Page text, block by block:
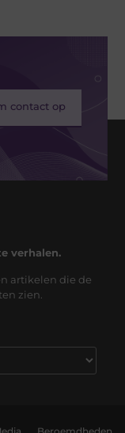
contact op
verhalen.
artikelen die de
zien.